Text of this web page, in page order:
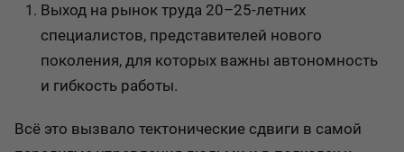
Выход на рынок труда 20–25-летних
специалистов, представителей нового
поколения, для которых важны автономность
и гибкость работы.
Всё это вызвало тектонические сдвиги в самой